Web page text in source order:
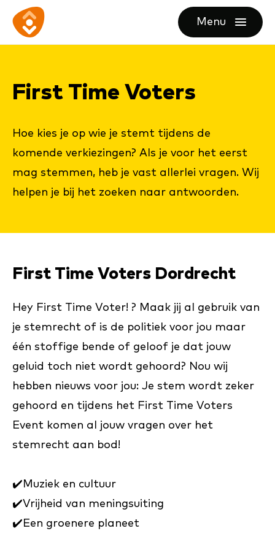
direct
content
direct
footer
Ga
naar
Menu
openen
First Time Vo­ters
Hoe kies je op wie je stemt tijdens de
komende verkiezingen? Als je voor het eerst
mag stemmen, heb je vast allerlei vragen. Wij
helpen je bij het zoeken naar antwoorden.
First Time Voters Dordrecht
Hey First Time Voter! ?️ Maak jij al gebruik van
je stemrecht of is de politiek voor jou maar
één stoffige bende of geloof je dat jouw
geluid toch niet wordt gehoord? Nou wij
hebben nieuws voor jou: Je stem wordt zeker
gehoord en tijdens het First Time Voters
Event komen al jouw vragen over het
stemrecht aan bod!
✔️Muziek en cultuur
✔️Vrijheid van meningsuiting
✔️Een groenere planeet